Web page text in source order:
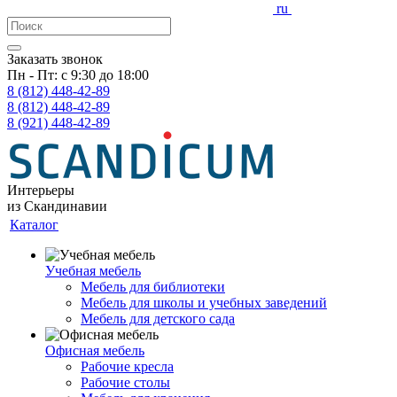
ru
Заказать звонок
Пн - Пт: с 9:30 до 18:00
8 (812) 448-42-89
8 (812) 448-42-89
8 (921) 448-42-89
Интерьеры
из Скандинавии
Каталог
Учебная мебель
Мебель для библиотеки
Мебель для школы и учебных заведений
Мебель для детского сада
Офисная мебель
Рабочие кресла
Рабочие столы